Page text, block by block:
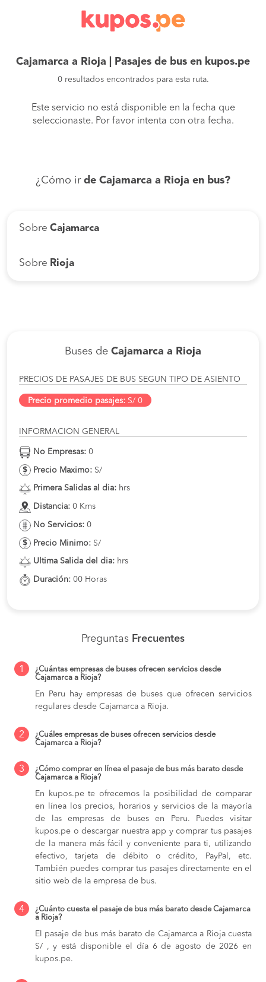
Cajamarca a Rioja | Pasajes de bus en kupos.pe
0 resultados encontrados para esta ruta.
Este servicio no está disponible en la fecha que
seleccionaste. Por favor intenta con otra fecha.
¿Cómo ir de Cajamarca a Rioja en bus?
Sobre Cajamarca
Sobre Rioja
Buses de Cajamarca a Rioja
PRECIOS DE PASAJES DE BUS SEGUN TIPO DE ASIENTO
Precio promedio pasajes: S/ 0
INFORMACION GENERAL
No Empresas: 0
Precio Maximo: S/
Primera Salidas al dia: hrs
Distancia: 0 Kms
No Servicios: 0
Precio Minimo: S/
Ultima Salida del dia: hrs
Duración: 00 Horas
Preguntas Frecuentes
1
¿Cuántas empresas de buses ofrecen servicios desde
Cajamarca a Rioja?
En Peru hay empresas de buses que ofrecen servicios
regulares desde Cajamarca a Rioja.
2
¿Cuáles empresas de buses ofrecen servicios desde
Cajamarca a Rioja?
3
¿Cómo comprar en línea el pasaje de bus más barato desde
Cajamarca a Rioja?
En kupos.pe te ofrecemos la posibilidad de comparar
en línea los precios, horarios y servicios de la mayoría
de las empresas de buses en Peru. Puedes visitar
kupos.pe o descargar nuestra app y comprar tus pasajes
de la manera más fácil y conveniente para ti, utilizando
efectivo, tarjeta de débito o crédito, PayPal, etc.
También puedes comprar tus pasajes directamente en el
sitio web de la empresa de bus.
4
¿Cuánto cuesta el pasaje de bus más barato desde Cajamarca
a Rioja?
El pasaje de bus más barato de Cajamarca a Rioja cuesta
S/ , y está disponible el día 6 de agosto de 2026 en
kupos.pe.